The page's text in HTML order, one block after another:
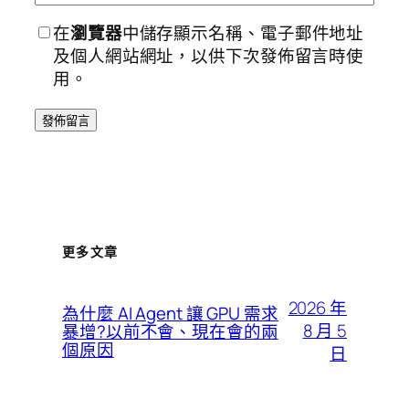
在瀏覽器中儲存顯示名稱、電子郵件地址
及個人網站網址，以供下次發佈留言時使
用。
更多文章
為什麼 AI Agent 讓 GPU 需求
暴增?以前不會、現在會的兩
個原因
2026 年
8 月 5
日